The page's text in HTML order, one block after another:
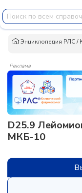
Энциклопедия РЛС/
Реклама
D25.9
МКБ-10